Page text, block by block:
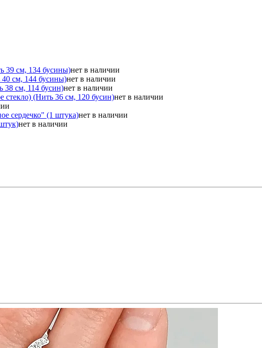
39 см, 134 бусины)нет в наличии
40 см, 144 бусины)нет в наличии
см, 114 бусин)нет в наличии
стекло) (Нить 36 см, 120 бусин)нет в наличии
сердечко" (1 штука)нет в наличии
нет в наличии